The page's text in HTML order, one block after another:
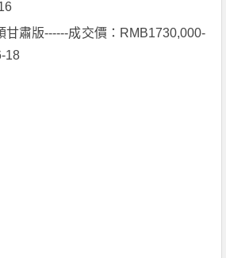
甘肅版------成交價：RMB1730,000-
18